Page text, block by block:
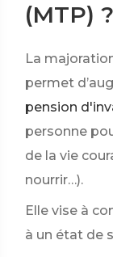
(MTP) ?
La
permet
pension
personne
de la vie
nourrir…).
Elle vise à
à un état de